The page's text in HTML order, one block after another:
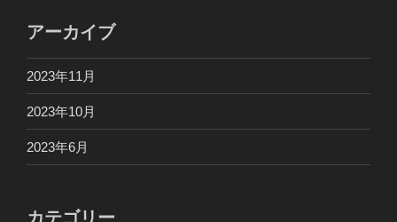
アーカイブ
2023年11月
2023年10月
2023年6月
カテゴリー